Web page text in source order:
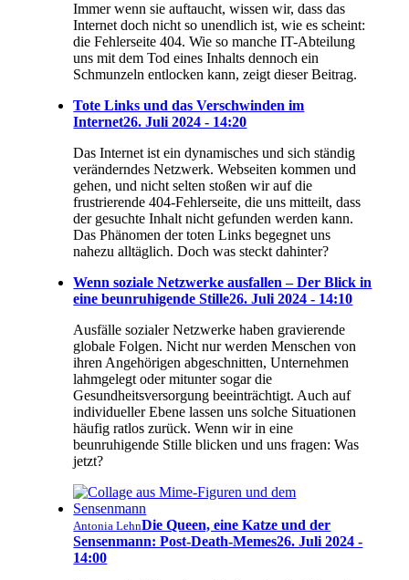
Immer wenn sie auftaucht, wissen wir, dass das
Internet doch nicht so unendlich ist, wie es scheint:
die Fehlerseite 404. Wie so manche IT-Abteilung
uns mit dem Tod eines Inhalts dennoch ein
Schmunzeln entlocken kann, zeigt dieser Beitrag.
Tote Links und das Verschwinden im
Internet26. Juli 2024 - 14:20
Das Internet ist ein dynamisches und sich ständig
veränderndes Netzwerk. Webseiten kommen und
gehen, und nicht selten stoßen wir auf die
frustrierende 404-Fehlerseite, die uns mitteilt, dass
der gesuchte Inhalt nicht gefunden werden kann.
Das Phänomen der toten Links begegnet uns
nahezu alltäglich. Doch was steckt dahinter?
Wenn soziale Netzwerke ausfallen – Der Blick in
eine beunruhigende Stille26. Juli 2024 - 14:10
Ausfälle sozialer Netzwerke haben gravierende
globale Folgen. Nicht nur werden Menschen von
ihren Angehörigen abgeschnitten, Unternehmen
lahmgelegt oder mitunter sogar die
Gesundheitsversorgung beeinträchtigt. Auch auf
individueller Ebene lassen uns solche Situationen
häufig ratlos zurück. Wenn wir in eine
beunruhigende Stille blicken und uns fragen: Was
jetzt?
Antonia LehnDie Queen, eine Katze und der
Sensenmann: Post-Death-Memes26. Juli 2024 -
14:00